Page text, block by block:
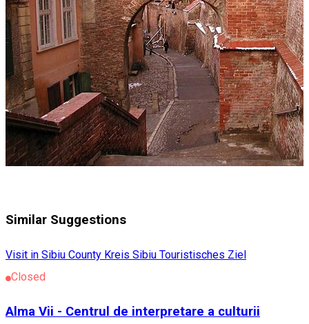
Similar Suggestions
Visit in Sibiu County Kreis Sibiu Touristisches Ziel
Closed
Alma Vii - Centrul de interpretare a culturii